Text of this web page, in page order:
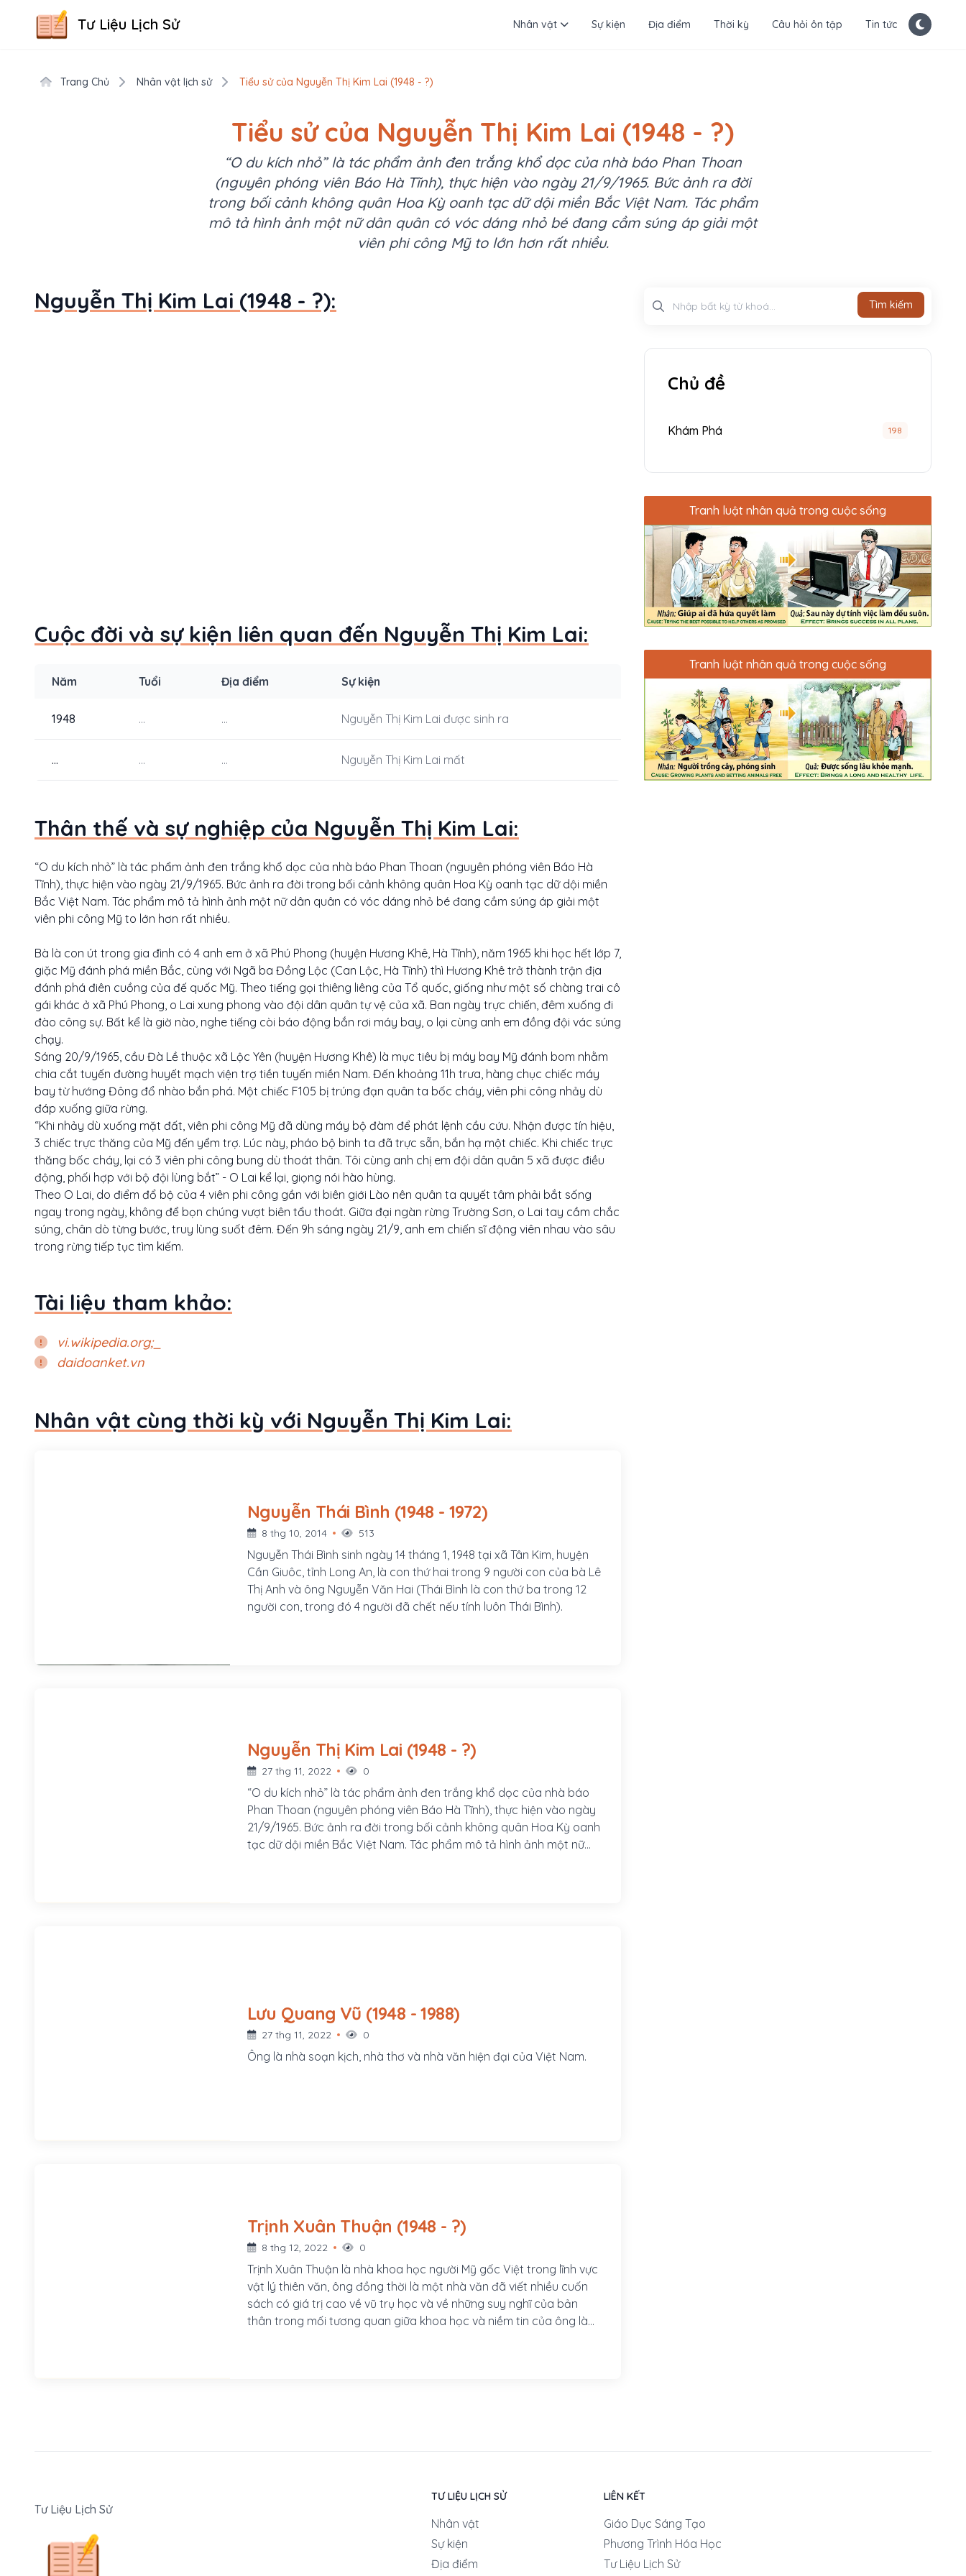
Tư Liệu Lịch Sử Nhân vật Sự kiện Địa điểm Thời kỳ Câu hỏi ôn tập Tin tức
Trang Chủ Nhân vật lịch sử Tiểu sử của Nguyễn Thị Kim Lai (1948 - ?)
Tiểu sử của Nguyễn Thị Kim Lai (1948 - ?)
“O du kích nhỏ” là tác phẩm ảnh đen trắng khổ dọc của nhà báo Phan Thoan
(nguyên phóng viên Báo Hà Tĩnh), thực hiện vào ngày 21/9/1965. Bức ảnh ra đời
trong bối cảnh không quân Hoa Kỳ oanh tạc dữ dội miền Bắc Việt Nam. Tác phẩm
mô tả hình ảnh một nữ dân quân có vóc dáng nhỏ bé đang cầm súng áp giải một
viên phi công Mỹ to lớn hơn rất nhiều.
Nguyễn Thị Kim Lai (1948 - ?):
Cuộc đời và sự kiện liên quan đến Nguyễn Thị Kim Lai:
Năm Tuổi Địa điểm Sự kiện
1948 ... ... Nguyễn Thị Kim Lai được sinh ra
... ... ... Nguyễn Thị Kim Lai mất
Thân thế và sự nghiệp của Nguyễn Thị Kim Lai:
“O du kích nhỏ” là tác phẩm ảnh đen trắng khổ dọc của nhà báo Phan Thoan (nguyên phóng viên Báo Hà
Tĩnh), thực hiện vào ngày 21/9/1965. Bức ảnh ra đời trong bối cảnh không quân Hoa Kỳ oanh tạc dữ dội miền
Bắc Việt Nam. Tác phẩm mô tả hình ảnh một nữ dân quân có vóc dáng nhỏ bé đang cầm súng áp giải một
viên phi công Mỹ to lớn hơn rất nhiều.
Bà là con út trong gia đình có 4 anh em ở xã Phú Phong (huyện Hương Khê, Hà Tĩnh), năm 1965 khi học hết lớp 7,
giặc Mỹ đánh phá miền Bắc, cùng với Ngã ba Đồng Lộc (Can Lộc, Hà Tĩnh) thì Hương Khê trở thành trận địa
đánh phá điên cuồng của đế quốc Mỹ. Theo tiếng gọi thiêng liêng của Tổ quốc, giống như một số chàng trai cô
gái khác ở xã Phú Phong, o Lai xung phong vào đội dân quân tự vệ của xã. Ban ngày trực chiến, đêm xuống đi
đào công sự. Bất kể là giờ nào, nghe tiếng còi báo động bắn rơi máy bay, o lại cùng anh em đồng đội vác súng
chạy.
Sáng 20/9/1965, cầu Đà Lề thuộc xã Lộc Yên (huyện Hương Khê) là mục tiêu bị máy bay Mỹ đánh bom nhằm
chia cắt tuyến đường huyết mạch viện trợ tiền tuyến miền Nam. Đến khoảng 11h trưa, hàng chục chiếc máy
bay từ hướng Đông đổ nhào bắn phá. Một chiếc F105 bị trúng đạn quân ta bốc cháy, viên phi công nhảy dù
đáp xuống giữa rừng.
“Khi nhảy dù xuống mặt đất, viên phi công Mỹ đã dùng máy bộ đàm để phát lệnh cầu cứu. Nhận được tín hiệu,
3 chiếc trực thăng của Mỹ đến yểm trợ. Lúc này, pháo bộ binh ta đã trực sẵn, bắn hạ một chiếc. Khi chiếc trực
thăng bốc cháy, lại có 3 viên phi công bung dù thoát thân. Tôi cùng anh chị em đội dân quân 5 xã được điều
động, phối hợp với bộ đội lùng bắt” - O Lai kể lại, giọng nói hào hùng.
Theo O Lai, do điểm đổ bộ của 4 viên phi công gần với biên giới Lào nên quân ta quyết tâm phải bắt sống
ngay trong ngày, không để bọn chúng vượt biên tẩu thoát. Giữa đại ngàn rừng Trường Sơn, o Lai tay cầm chắc
súng, chân dò từng bước, truy lùng suốt đêm. Đến 9h sáng ngày 21/9, anh em chiến sĩ động viên nhau vào sâu
trong rừng tiếp tục tìm kiếm.
Tài liệu tham khảo:
vi.wikipedia.org;_
daidoanket.vn
Nhân vật cùng thời kỳ với Nguyễn Thị Kim Lai:
Nguyễn Thái Bình (1948 - 1972)
8 thg 10, 2014 513
Nguyễn Thái Bình sinh ngày 14 tháng 1, 1948 tại xã Tân Kim, huyện
Cần Giuôc, tỉnh Long An, là con thứ hai trong 9 người con của bà Lê
Thị Anh và ông Nguyễn Văn Hai (Thái Bình là con thứ ba trong 12
người con, trong đó 4 người đã chết nếu tính luôn Thái Bình).
Nguyễn Thị Kim Lai (1948 - ?)
27 thg 11, 2022 0
“O du kích nhỏ” là tác phẩm ảnh đen trắng khổ dọc của nhà báo
Phan Thoan (nguyên phóng viên Báo Hà Tĩnh), thực hiện vào ngày
21/9/1965. Bức ảnh ra đời trong bối cảnh không quân Hoa Kỳ oanh
tạc dữ dội miền Bắc Việt Nam. Tác phẩm mô tả hình ảnh một nữ
Lưu Quang Vũ (1948 - 1988)
27 thg 11, 2022 0
Ông là nhà soạn kịch, nhà thơ và nhà văn hiện đại của Việt Nam.
Trịnh Xuân Thuận (1948 - ?)
8 thg 12, 2022 0
Trịnh Xuân Thuận là nhà khoa học người Mỹ gốc Việt trong lĩnh vực
vật lý thiên văn, ông đồng thời là một nhà văn đã viết nhiều cuốn
sách có giá trị cao về vũ trụ học và về những suy nghĩ của bản
thân trong mối tương quan giữa khoa học và niềm tin của ông là
Tìm kiếm
Chủ đề
Khám Phá 198
Tranh luật nhân quả trong cuộc sống
Tranh luật nhân quả trong cuộc sống
Tư Liệu Lịch Sử
TƯ LIỆU LỊCH SỬ
Nhân vật
Sự kiện
Địa điểm
LIÊN KẾT
Giáo Dục Sáng Tạo
Phương Trình Hóa Học
Tư Liệu Lịch Sử